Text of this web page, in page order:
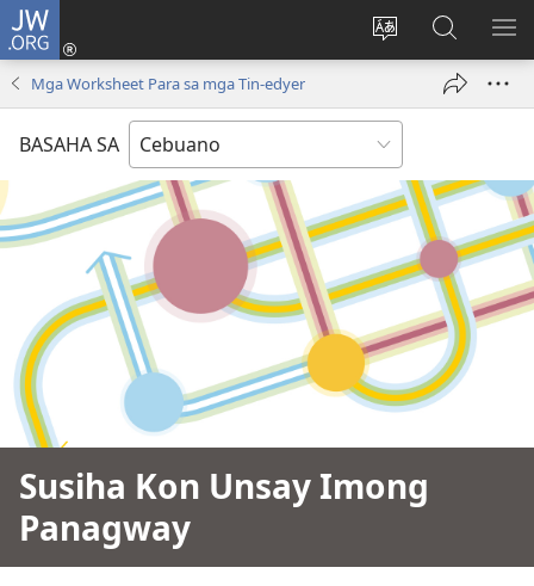
JW.ORG
Ilisi
pinulongan
sa
site
Log
ug
ong
window)
Pangitaa
sa
JW.ORG
Mga Worksheet Para sa mga Tin-edyer
BASAHA SA
Susiha Kon Unsay Imong
Panagway